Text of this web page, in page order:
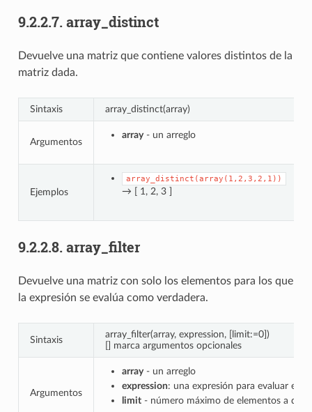
9.2.2.7. array_distinct
Devuelve una matriz que contiene valores distintos de la
matriz dada.
Sintaxis array_distinct(array)
Argumentos
array- un arreglo
Ejemplos
array_distinct(array(1,2,3,2,1))
→ [ 1, 2, 3 ]
9.2.2.8. array_filter
Devuelve una matriz con solo los elementos para los que
la expresión se evalúa como verdadera.
Sintaxis
array_filter(array, expression, [limit:=0])
[] marca argumentos opcionales
Argumentos
array- un arreglo
expression: una expresión para evaluar en
limit- número máximo de elementos a